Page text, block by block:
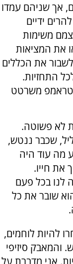
אך שניהם עמדו
ידיים
משימות
את המציאות
לשבור את הכללים
התחזיות.
טראמפ משרטט
לא פשוטה.
שכבר ננטש,
מה עוד היה
את חייו.
לנו בכל פעם
שובר את כל
להיות לוחמים,
והמאבק סיזיפי